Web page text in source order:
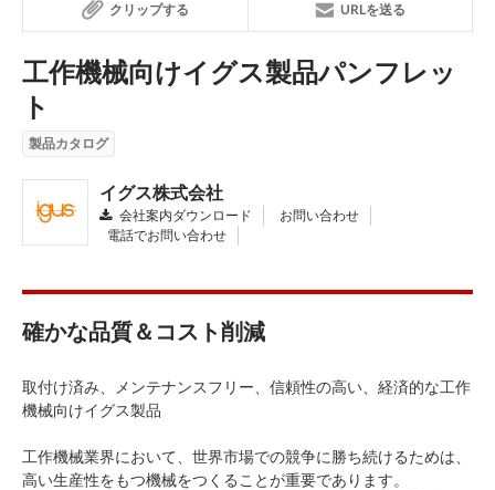
クリップする URLを送る
工作機械向けイグス製品パンフレッ
ト
製品カタログ
イグス株式会社
会社案内ダウンロード
お問い合わせ
電話でお問い合わせ
確かな品質＆コスト削減
取付け済み、メンテナンスフリー、信頼性の高い、経済的な工作
機械向けイグス製品
工作機械業界において、世界市場での競争に勝ち続けるためは、
高い生産性をもつ機械をつくることが重要であります。